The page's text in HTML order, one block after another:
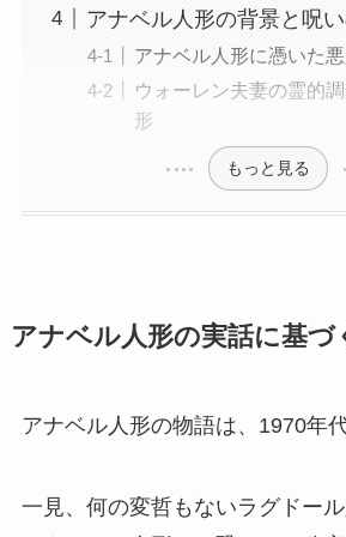
アナベル人形の背景と呪
アナベル人形に憑いた
ウォーレン夫妻の霊的
形
もっと見る
アナベル人形の実話に基づ
アナベル人形の物語は、1970年
一見、何の変哲もないラグドール